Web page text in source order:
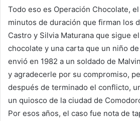
Todo eso es Operación Chocolate,
minutos de duración que firman los
Castro y Silvia Maturana que sigue
chocolate y una carta que un niño
envió en 1982 a un soldado de
y agradecerle por su compromiso,
después de terminado el conflicto,
un quiosco de la ciudad de
Por esos años, el caso fue nota de